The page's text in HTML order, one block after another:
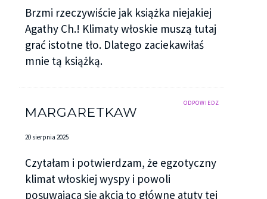
Brzmi rzeczywiście jak książka niejakiej
Agathy Ch.! Klimaty włoskie muszą tutaj
grać istotne tło. Dlatego zaciekawiłaś
mnie tą książką.
ODPOWIEDZ
MARGARETKAW
20 sierpnia 2025
Czytałam i potwierdzam, że egzotyczny
klimat włoskiej wyspy i powoli
posuwająca się akcja to główne atuty tej